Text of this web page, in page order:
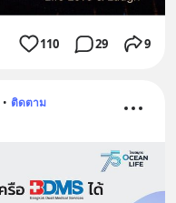
110 29 9
• ติดตาม